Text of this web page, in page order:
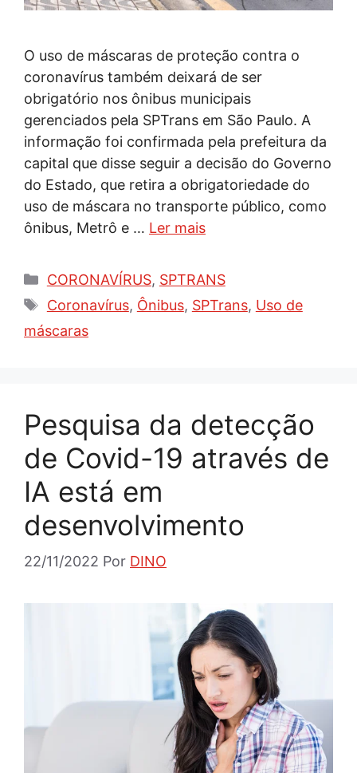
O uso de máscaras de proteção contra o
coronavírus também deixará de ser
obrigatório nos ônibus municipais
gerenciados pela SPTrans em São Paulo. A
informação foi confirmada pela prefeitura da
capital que disse seguir a decisão do Governo
do Estado, que retira a obrigatoriedade do
uso de máscara no transporte público, como
ônibus, Metrô e … Ler mais
Categorias
CORONAVÍRUS, SPTRANS
Tags
Coronavírus, Ônibus, SPTrans, Uso de
máscaras
Pesquisa da detecção
de Covid-19 através de
IA está em
desenvolvimento
22/11/2022 Por DINO